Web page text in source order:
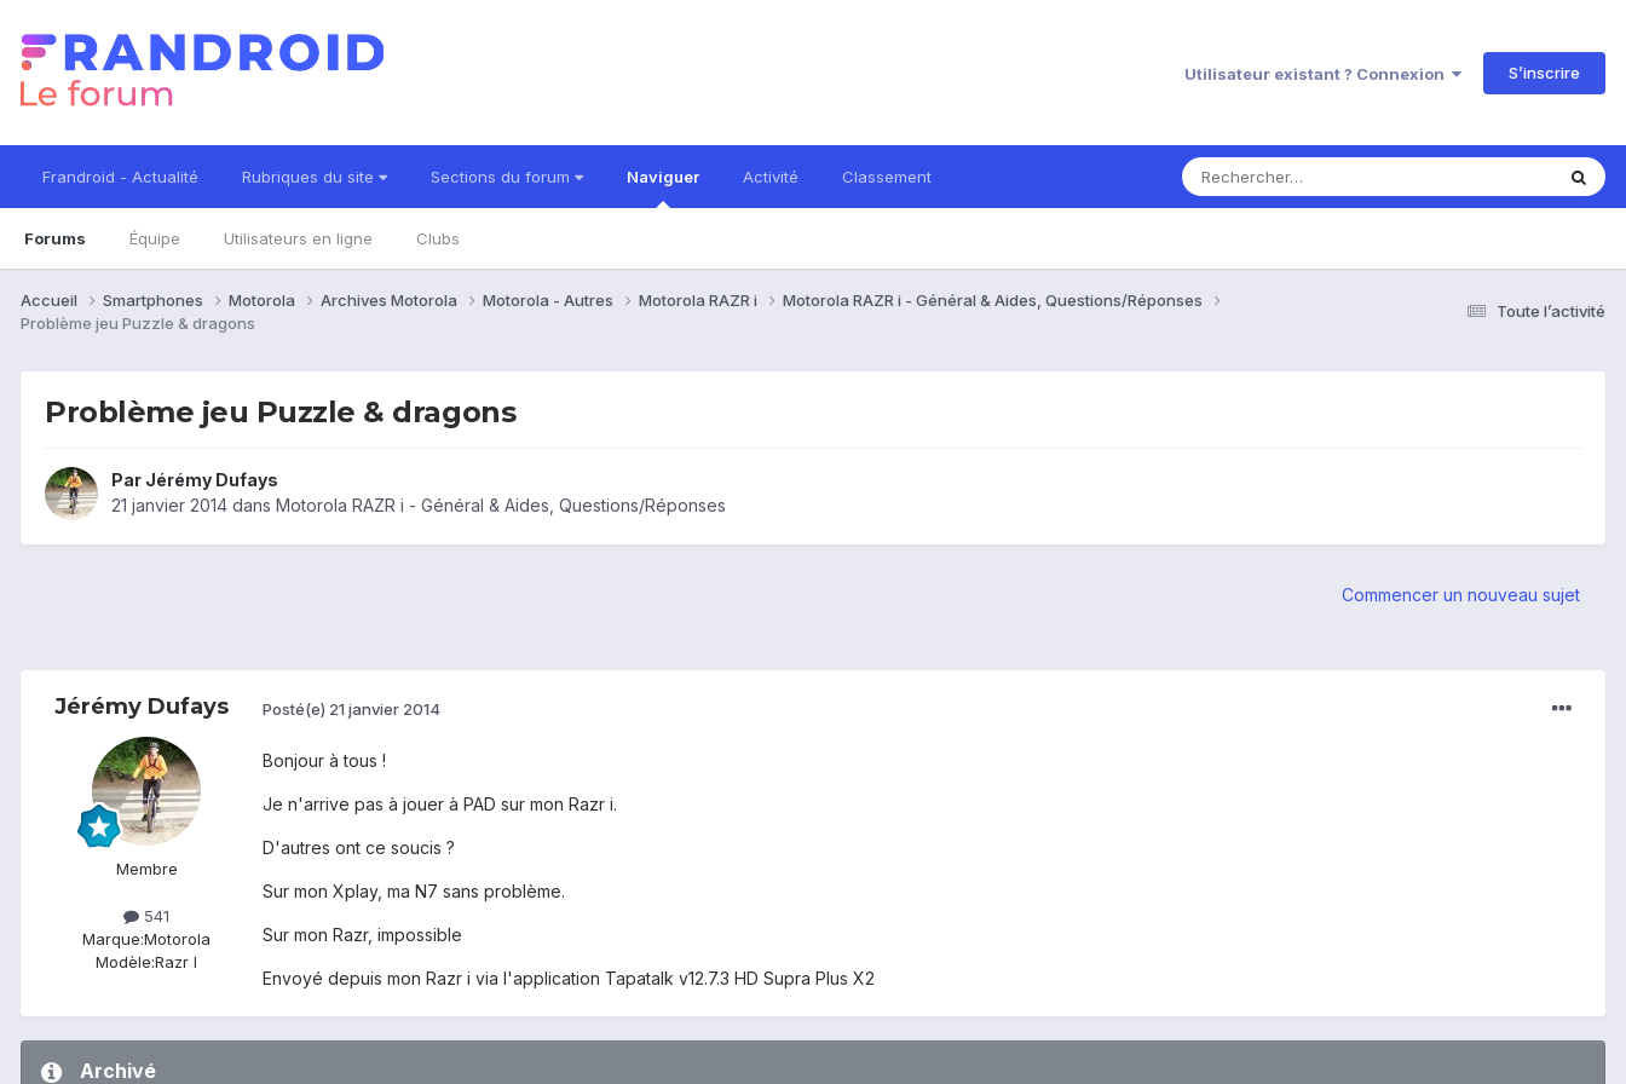
Utilisateur existant ? Connexion S’inscrire
Frandroid - Actualité Rubriques du site Sections du forum Naviguer
Forums Équipe Utilisateurs en ligne Clubs
Activité Classement
Toute l’activité
Accueil Smartphones Motorola Archives Motorola Motorola - Autres Motorola RAZR i
Motorola RAZR i - Général & Aides, Questions/Réponses
Problème jeu Puzzle & dragons
Problème jeu Puzzle & dragons
Par Jérémy Dufays
21 janvier 2014 dans Motorola RAZR i - Général & Aides, Questions/Réponses
Commencer un nouveau sujet
Jérémy Dufays
Membre
541
Marque:Motorola
Modèle:Razr I
Posté(e) 21 janvier 2014
Bonjour à tous !
Je n'arrive pas à jouer à PAD sur mon Razr i.
D'autres ont ce soucis ?
Sur mon Xplay, ma N7 sans problème.
Sur mon Razr, impossible
Envoyé depuis mon Razr i via l'application Tapatalk v12.7.3 HD Supra Plus X2
Archivé